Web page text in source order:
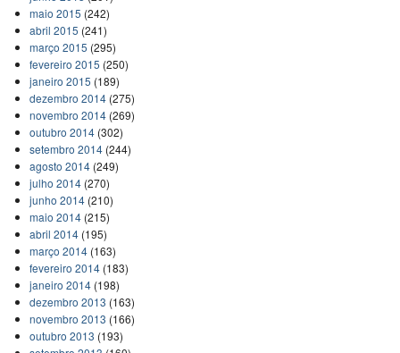
maio 2015 (242)
abril 2015 (241)
março 2015 (295)
fevereiro 2015 (250)
janeiro 2015 (189)
dezembro 2014(275)
novembro 2014(269)
outubro 2014(302)
setembro 2014(244)
agosto 2014(249)
julho 2014(270)
junho 2014(210)
maio 2014(215)
abril 2014(195)
março 2014(163)
fevereiro 2014(183)
janeiro 2014(198)
dezembro 2013 (163)
novembro 2013 (166)
outubro 2013 (193)